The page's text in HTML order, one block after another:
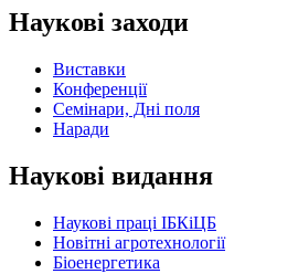
Наукові заходи
Виставки
Конференції
Семінари, Дні поля
Наради
Наукові видання
Наукові праці ІБКіЦБ
Новітні агротехнології
Бiоенергетика